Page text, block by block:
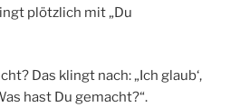
plötzlich mit „Du
cht? Das klingt nach: „Ich glaub‘,
hast Du gemacht?“.